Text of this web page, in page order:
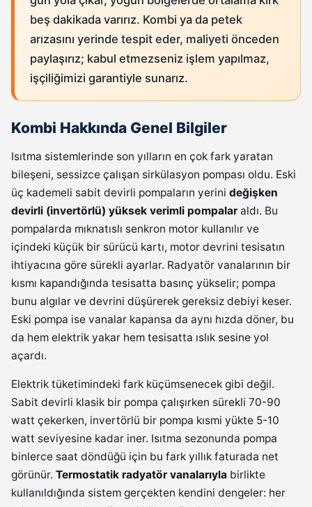
beş dakikada varırız. Kombi ya da petek
arızasını yerinde tespit eder, maliyeti önceden
paylaşırız; kabul etmezseniz işlem yapılmaz,
işçiliğimizi garantiyle sunarız.
Kombi Hakkında Genel Bilgiler
Isıtma sistemlerinde son yılların en çok fark yaratan
bileşeni, sessizce çalışan sirkülasyon pompası oldu. Eski
üç kademeli sabit devirli pompaların yerini değişken
devirli (invertörlü) yüksek verimli pompalar aldı. Bu
pompalarda mıknatıslı senkron motor kullanılır ve
içindeki küçük bir sürücü kartı, motor devrini tesisatın
ihtiyacına göre sürekli ayarlar. Radyatör vanalarının bir
kısmı kapandığında tesisatta basınç yükselir; pompa
bunu algılar ve devrini düşürerek gereksiz debiyi keser.
Eski pompa ise vanalar kapansa da aynı hızda döner, bu
da hem elektrik yakar hem tesisatta ıslık sesine yol
açardı.
Elektrik tüketimindeki fark küçümsenecek gibi değil.
Sabit devirli klasik bir pompa çalışırken sürekli 70-90
watt çekerken, invertörlü bir pompa kısmi yükte 5-10
watt seviyesine kadar iner. Isıtma sezonunda pompa
binlerce saat döndüğü için bu fark yıllık faturada net
görünür. Termostatik radyatör vanalarıyla birlikte
kullanıldığında sistem gerçekten kendini dengeler: her